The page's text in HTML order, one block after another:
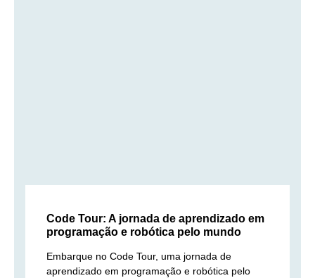
Code Tour: A jornada de aprendizado em
programação e robótica pelo mundo
Embarque no Code Tour, uma jornada de
aprendizado em programação e robótica pelo